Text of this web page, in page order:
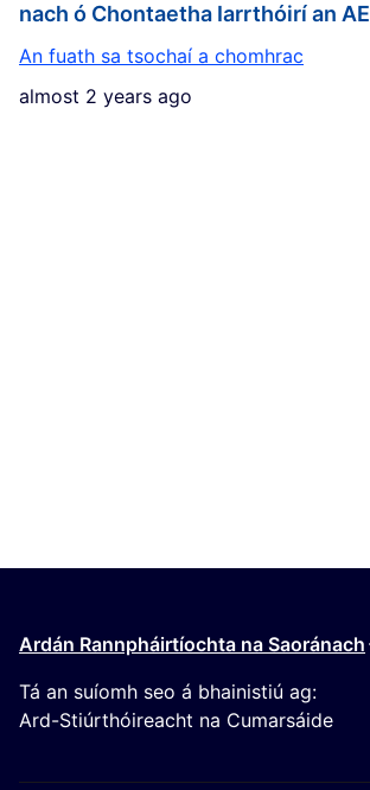
almost 2 years ago
nach ó Chontaetha Iarrthóirí an AE
An fuath sa tsochaí a chomhrac
Ardán Rannpháirtíochta na Saoránach
Tá an suíomh seo á bhainistiú ag:
Ard-Stiúrthóireacht na Cumarsáide